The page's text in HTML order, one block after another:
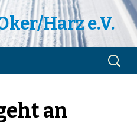
Harz e.V.
Suchen
nach:
an